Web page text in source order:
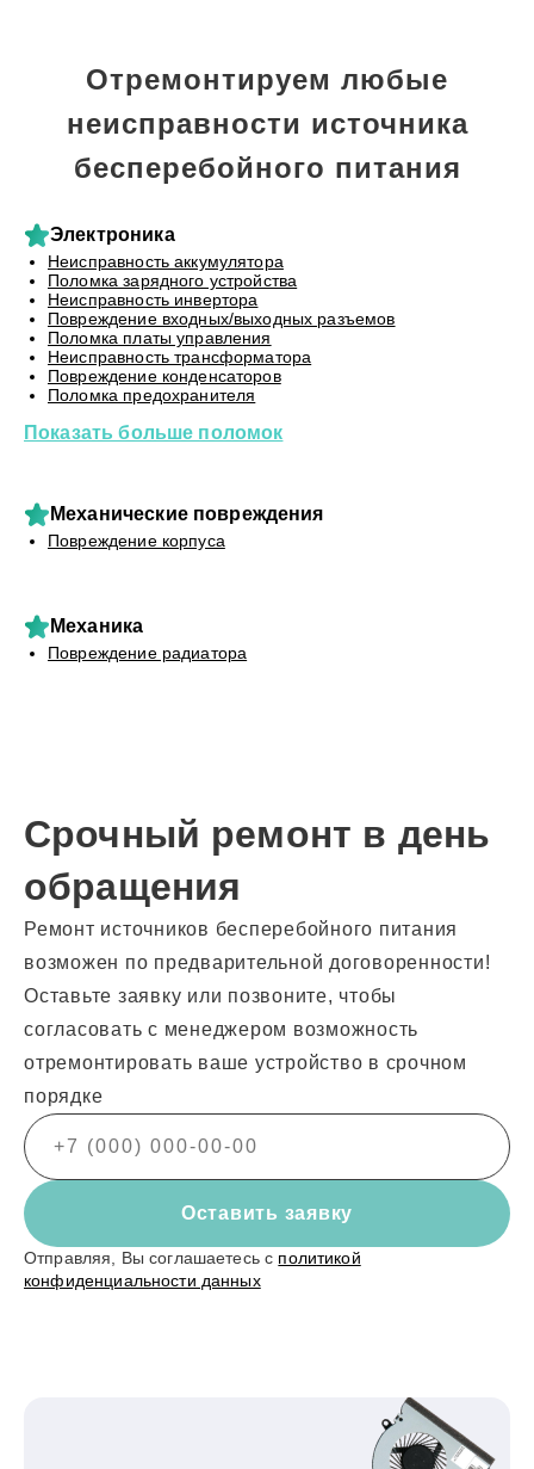
Отремонтируем любые
неисправности источника
бесперебойного питания
Электроника
Неисправность аккумулятора
Поломка зарядного устройства
Неисправность инвертора
Повреждение входных/выходных разъемов
Поломка платы управления
Неисправность трансформатора
Повреждение конденсаторов
Поломка предохранителя
Показать больше поломок
Механические повреждения
Повреждение корпуса
Механика
Повреждение радиатора
Срочный ремонт в день
обращения
Ремонт источников бесперебойного питания
возможен по предварительной договоренности!
Оставьте заявку или позвоните, чтобы
согласовать с менеджером возможность
отремонтировать ваше устройство в срочном
порядке
Оставить заявку
Отправляя, Вы соглашаетесь с политикой
конфиденциальности данных